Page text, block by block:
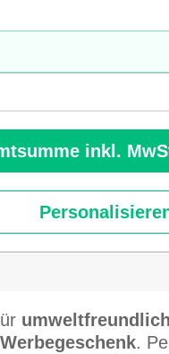
inkl.
Werbegeschenk.